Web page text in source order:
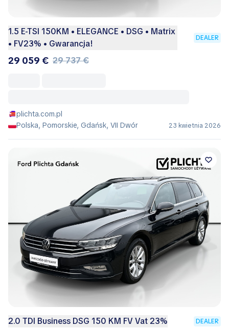
1.5 E-TSI 150KM • ELEGANCE • DSG • Matrix
• FV23% • Gwarancja!
DEALER
29 059 € 29 737 €
plichta.com.pl
Polska, Pomorskie, Gdańsk, VII Dwór
23 kwietnia 2026
2.0 TDI Business DSG 150 KM FV Vat 23% DEALER